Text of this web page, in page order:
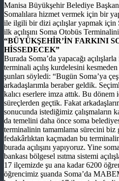
Manisa Büyükşehir Belediye
Somalılara hizmet vermek için bir
ile ilgili bir dizi açılışlar yapmak için
ilk açılışını Soma Otobüs
“BÜYÜKŞEHİR’İN FARKINI
HİSSEDECEK”
Burada Soma’da yapacağı
terminali açılış kurdelesini kesmeden
şunları söyledi: “Bugün Soma’ya
arkadaşlarımla beraber geldik.
kalıcı eserlere imza attık. Bu dönem
süreçlerden geçtik. Fakat
sonucunda istediğimiz çalışmaların
da temelini daha önce soma
terminalinin tamamlama sürecini
fedakârlıktan kaçmadan bu
burada açılışını yapıyoruz. Yine
bankası bölgesel ısıtma sistemi
17 ilçemizde şu ana kadar 6200
öğrencimiz şuanda Soma’da